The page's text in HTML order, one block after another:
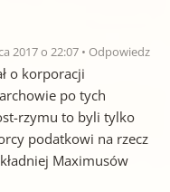
2017 o 22:07 Odpowiedz
o korporacji
po tych
rzymu to byli tylko
podatkowi na rzecz
Maximusów